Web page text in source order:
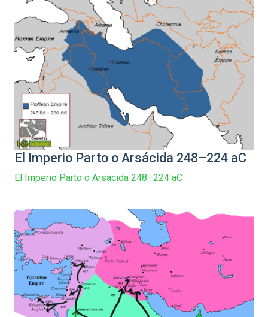
El Imperio Parto o Arsácida 248–224 aC
El Imperio Parto o Arsácida 248–224 aC